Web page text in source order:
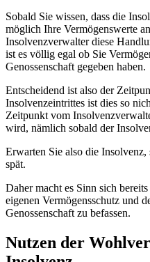
Sobald Sie wissen, dass die
möglich Ihre Vermögenswerte
Insolvenzverwalter diese
ist es völlig egal ob Sie
Genossenschaft gegeben haben.
Entscheidend ist also der
Insolvenzeintrittes ist dies so
Zeitpunkt vom
wird, nämlich sobald der
Erwarten Sie also die Insolvenz,
spät.
Daher macht es Sinn sich
eigenen Vermögensschutz und
Genossenschaft zu befassen.
Nutzen der